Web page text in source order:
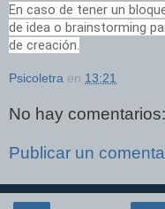
En caso de tener un
de idea o brainstorming
de creación.
Psicoletra en 13:21
No hay comentarios:
Publicar un